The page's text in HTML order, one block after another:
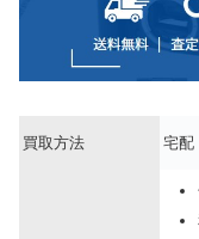
買取方法 宅配